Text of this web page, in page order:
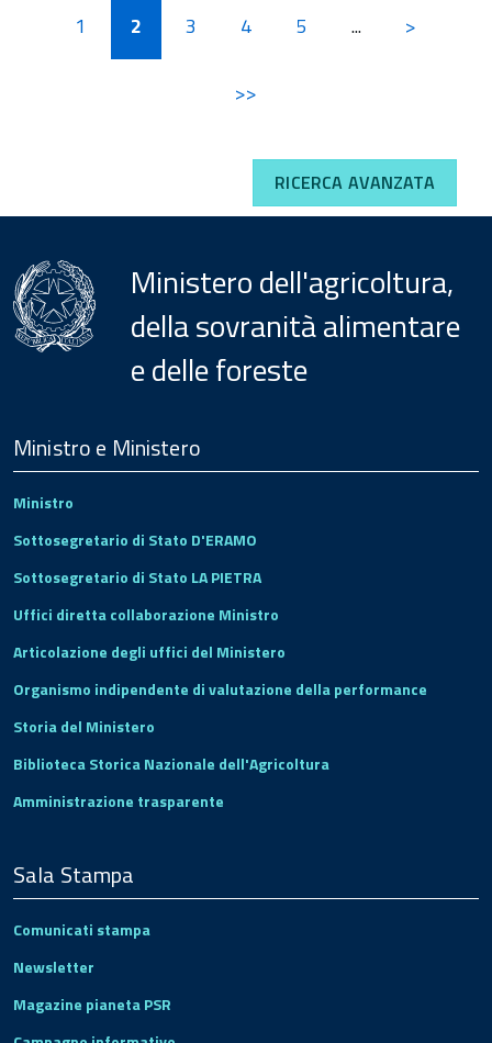
1 2 3 4 5 ... >
>>
RICERCA AVANZATA
Ministero dell'agricoltura,
della sovranità alimentare
e delle foreste
Footer
Ministro e Ministero
Ministro
Sottosegretario di Stato D'ERAMO
Sottosegretario di Stato LA PIETRA
Uffici diretta collaborazione Ministro
Articolazione degli uffici del Ministero
Organismo indipendente di valutazione della performance
Storia del Ministero
Biblioteca Storica Nazionale dell'Agricoltura
Amministrazione trasparente
Sala Stampa
Comunicati stampa
Newsletter
Magazine pianeta PSR